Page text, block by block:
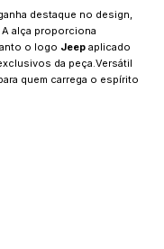
destaque no design,
alça proporciona
o logo Jeep aplicado
da peça.Versátil
quem carrega o espírito